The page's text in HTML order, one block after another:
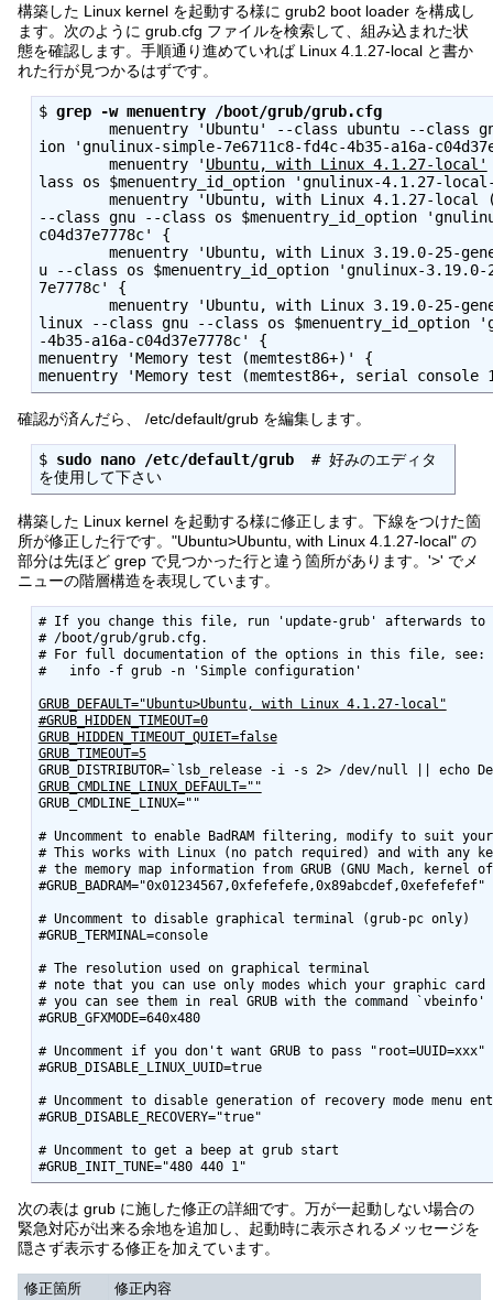
構築した Linux kernel を起動する様に grub2 boot loader を構成し
ます。次のように grub.cfg ファイルを検索して、組み込まれた状
態を確認します。手順通り進めていれば Linux 4.1.27-local と書か
れた行が見つかるはずです。
$ grep -w menuentry /boot/grub/grub.cfg
ion 'gnulinux-simple-7e6711c8-fd4c-4b35-a16a-
        menuentry '
Ubuntu, with Linux 4.1.27-local'
lass os $menuentry_id_option 'gnulinux-4.1.27-local-
--class gnu --class os $menuentry_id_option
c04d37e7778c' {
u --class os $menuentry_id_option 'gnulinux-3.19.0-
7e7778c' {
linux --class gnu --class os $menuentry_id_option
-4b35-a16a-c04d37e7778c' {
menuentry 'Memory test (memtest86+)' {
menuentry 'Memory test (memtest86+, serial console
確認が済んだら、 /etc/default/grub を編集します。
$ sudo nano /etc/default/grub
  # 好みのエディタ
を使用して下さい
構築した Linux kernel を起動する様に修正します。下線をつけた箇
所が修正した行です。"Ubuntu>Ubuntu, with Linux 4.1.27-local" の
部分は先ほど grep で見つかった行と違う箇所があります。'>' でメ
ニューの階層構造を表現しています。
# If you change this file, run 'update-grub' afterwards to
# /boot/grub/grub.cfg.
# For full documentation of the options in this file, see:
#   info -f grub -n 'Simple configuration'
GRUB_DEFAULT="Ubuntu>Ubuntu, with Linux 4.1.27-local"
#GRUB_HIDDEN_TIMEOUT=0
GRUB_HIDDEN_TIMEOUT_QUIET=false
GRUB_TIMEOUT=5
GRUB_CMDLINE_LINUX_DEFAULT=""
GRUB_CMDLINE_LINUX=""
# Uncomment to enable BadRAM filtering, modify to suit your
# This works with Linux (no patch required) and with any
# the memory map information from GRUB (GNU Mach, kernel
#GRUB_BADRAM="0x01234567,0xfefefefe,0x89abcdef,0xefefefef"
# Uncomment to disable graphical terminal (grub-pc only)
#GRUB_TERMINAL=console
# The resolution used on graphical terminal
# note that you can use only modes which your graphic card
# you can see them in real GRUB with the command `vbeinfo'
#GRUB_GFXMODE=640x480
# Uncomment if you don't want GRUB to pass
#GRUB_DISABLE_LINUX_UUID=true
# Uncomment to disable generation of recovery mode menu
#GRUB_DISABLE_RECOVERY="true"
# Uncomment to get a beep at grub start
次の表は grub に施した修正の詳細です。万が一起動しない場合の
緊急対応が出来る余地を追加し、起動時に表示されるメッセージを
隠さず表示する修正を加えています。
修正箇所
修正内容